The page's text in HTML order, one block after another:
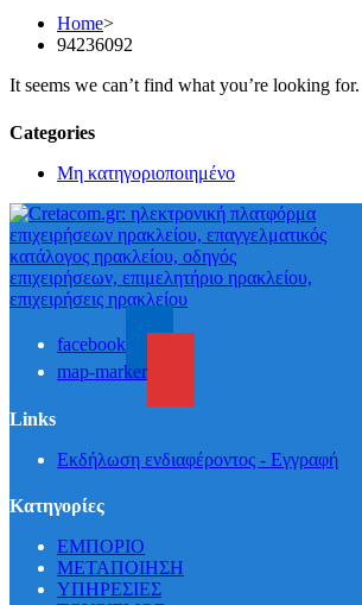
Home>
94236092
It seems we can’t find what you’re looking for.
Categories
Μη κατηγοριοποιημένο
facebook
map-marker
Links
Εκδήλωση ενδιαφέροντος - Εγγραφή
Κατηγορίες
ΕΜΠΟΡΙΟ
ΜΕΤΑΠΟΙΗΣΗ
ΥΠΗΡΕΣΙΕΣ